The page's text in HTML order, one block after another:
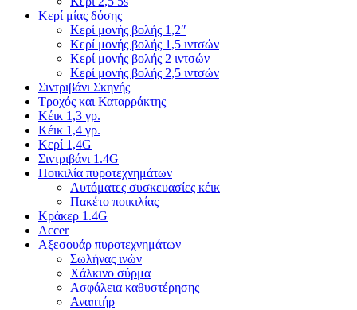
Κερί μίας δόσης
Κερί μονής βολής 1,2″
Κερί μονής βολής 1,5 ιντσών
Κερί μονής βολής 2 ιντσών
Κερί μονής βολής 2,5 ιντσών
Σιντριβάνι Σκηνής
Τροχός και Καταρράκτης
Κέικ 1,3 γρ.
Κέικ 1,4 γρ.
Κερί 1,4G
Σιντριβάνι 1.4G
Ποικιλία πυροτεχνημάτων
Αυτόματες συσκευασίες κέικ
Πακέτο ποικιλίας
Κράκερ 1.4G
Accer
Αξεσουάρ πυροτεχνημάτων
Σωλήνας ινών
Χάλκινο σύρμα
Ασφάλεια καθυστέρησης
Αναπτήρ